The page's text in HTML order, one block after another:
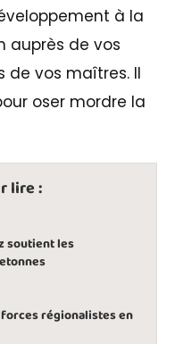
à la
auprès de vos
de vos maîtres. Il
oser mordre la
lire :
soutient les
forces régionalistes en